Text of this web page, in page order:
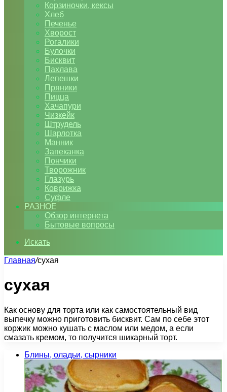
Корзиночки, кексы
Хлеб
Печенье
Хворост
Рогалики
Булочки
Бисквит
Пахлава
Лепешки
Пряники
Пицца
Хачапури
Чизкейк
Штрудель
Шарлотка
Манник
Запеканка
Пончики
Творожник
Глазурь
Коврижка
Суфле
РАЗНОЕ
Обзор интернета
Бытовые вопросы
Искать
Главная/сухая
сухая
Как основу для торта или как самостоятельный вид
выпечку можно приготовить бисквит. Сам по себе этот
коржик можно кушать с маслом или медом, а если
смазать кремом, то получится шикарный торт.
Блины, оладьи, сырники